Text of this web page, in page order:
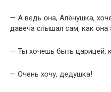
— А ведь она, Алёнушка,
давеча слышал сам, как она
— Ты хочешь быть царицей,
— Очень хочу, дедушка!